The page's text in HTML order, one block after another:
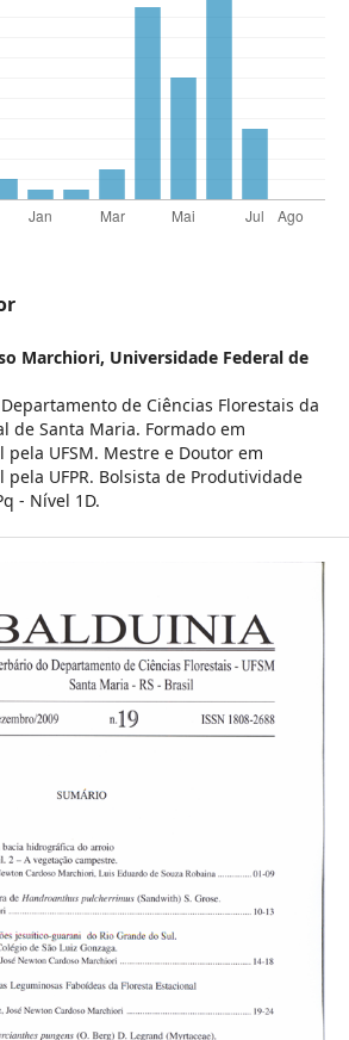
Marchiori, Universidade Federal de
de Ciências Florestais da
de Santa Maria. Formado em
pela UFSM. Mestre e Doutor em
pela UFPR. Bolsista de Produtividade
- Nível 1D.